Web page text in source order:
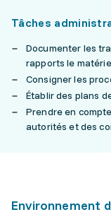
Tâches
Documenter les
rapports le
Consigner les
Établir des plans
Prendre en
autorités et des
Environnement